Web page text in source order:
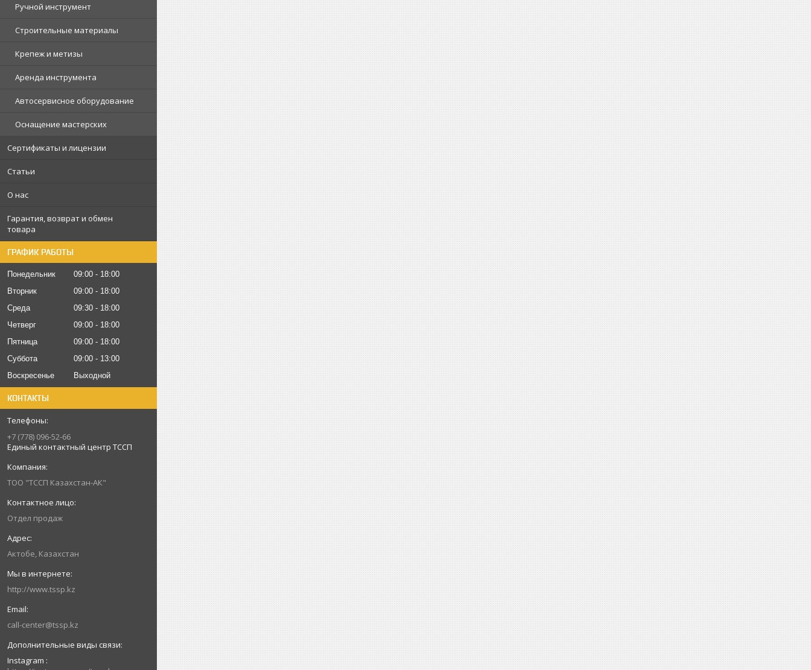
Ручной инструмент
Строительные материалы
Крепеж и метизы
Аренда инструмента
Автосервисное оборудование
Оснащение мастерских
Сертификаты и лицензии
Статьи
О нас
Гарантия, возврат и обмен
товара
ГРАФИК РАБОТЫ
Понедельник 09:00
18:00
Вторник
09:00
18:00
Среда
09:30
18:00
Четверг
09:00
18:00
Пятница
09:00
18:00
Суббота
09:00
13:00
Воскресенье
Выходной
КОНТАКТЫ
+7 (778) 096-52-66
Единый контактный центр ТССП
ТОО "ТССП Казахстан-АК"
Отдел продаж
Актобе, Казахстан
http://www.tssp.kz
call-center@tssp.kz
Instagram